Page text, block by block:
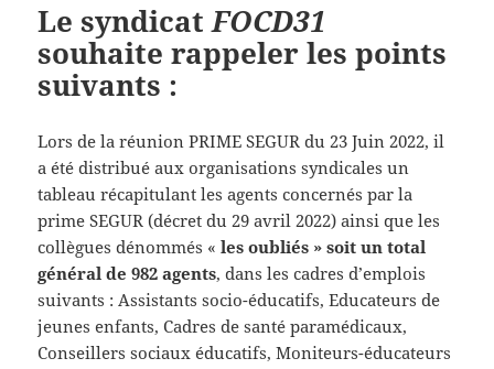
Le syndicatFOCD31
souhaite rappeler les points
suivants :
Lors de la réunion PRIME SEGUR du 23 Juin 2022, il
a été distribué aux organisations syndicales un
tableau récapitulant les agents concernés par la
prime SEGUR (décret du 29 avril 2022) ainsi que les
collègues dénommés «les oubliés » soit un total
général de 982 agents, dans les cadres d’emplois
suivants : Assistants socio-éducatifs, Educateurs de
jeunes enfants, Cadres de santé paramédicaux,
Conseillers sociaux éducatifs, Moniteurs-éducateurs